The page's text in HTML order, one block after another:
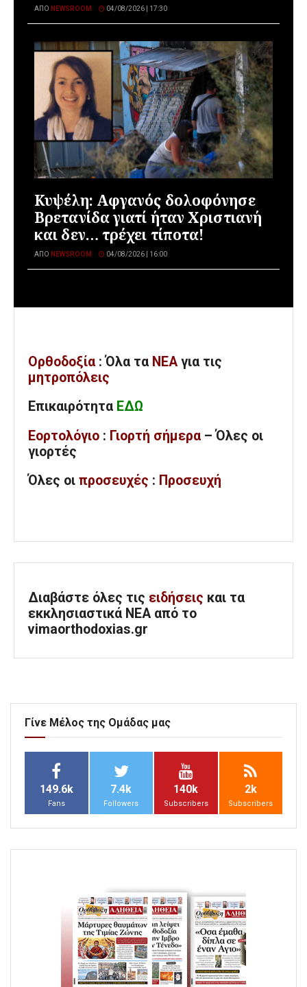
ΑΠΌ NEWSROOM 04/08/2026 | 17:30
Κυψέλη: Αφγανός δολοφόνησε
Βρετανίδα γιατί ήταν Χριστιανή
και δεν… τρέχει τίποτα!
ΑΠΌ NEWSROOM 04/08/2026 | 16:00
Ορθοδοξία : Όλα τα ΝΕΑ για τις
μητροπόλεις
Επικαιρότητα ΕΔΩ
Εορτολόγιο : Γιορτή σήμερα – Όλες οι
γιορτές
Όλες οι προσευχές : Προσευχή
Διαβάστε όλες τις ειδήσεις και τα
εκκλησιαστικά ΝΕΑ από το
vimaorthodoxias.gr
Γίνε Μέλος της Ομάδας μας
149.6k
Fans
7.4k
Followers
140k
Subscribers
2k
Subscribers